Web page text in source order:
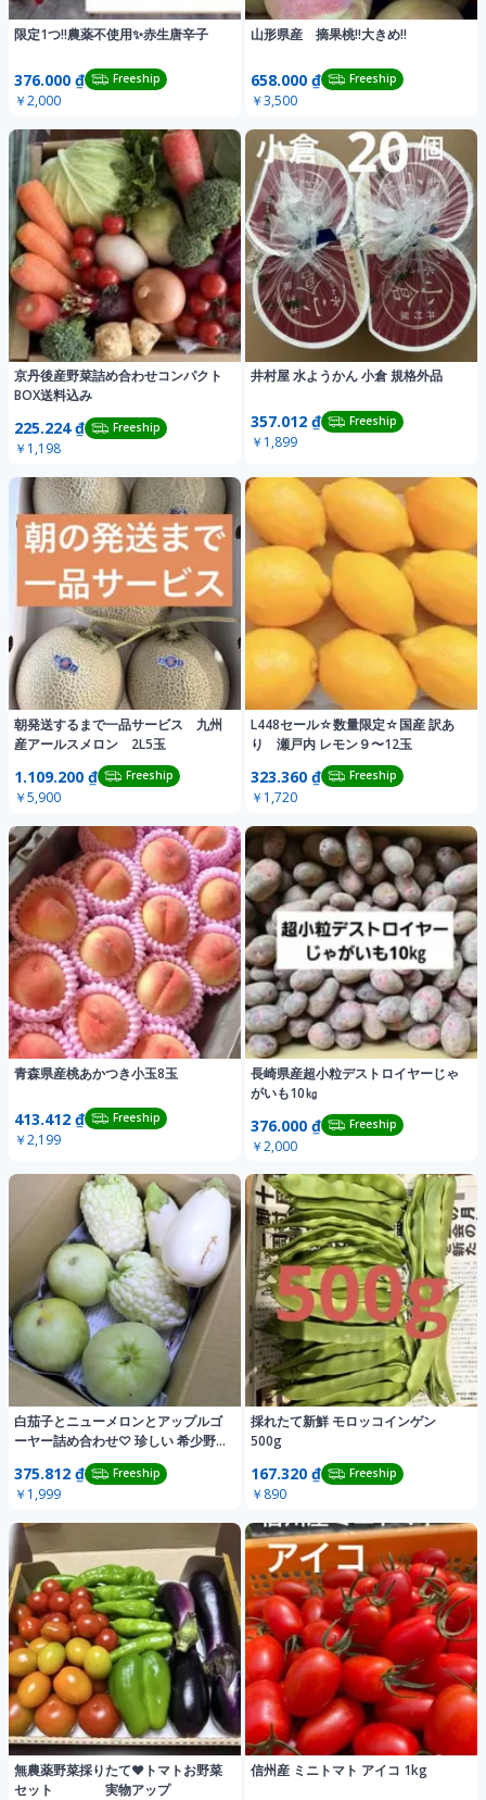
限定1つ‼️農薬不使用✨赤生唐辛子
376.000 ₫ Freeship
￥2,000
山形県産 摘果桃‼️大きめ‼️
658.000 ₫ Freeship
￥3,500
京丹後産野菜詰め合わせコンパクト
BOX送料込み
225.224 ₫ Freeship
￥1,198
井村屋 水ようかん 小倉 規格外品
357.012 ₫ Freeship
￥1,899
朝発送するまで一品サービス 九州
産アールスメロン 2L5玉
1.109.200 ₫ Freeship
￥5,900
L448セール☆数量限定☆国産 訳あ
り 瀬戸内 レモン９〜12玉
323.360 ₫ Freeship
￥1,720
青森県産桃あかつき小玉8玉
413.412 ₫ Freeship
￥2,199
長崎県産超小粒デストロイヤーじゃ
がいも10㎏
376.000 ₫ Freeship
￥2,000
白茄子とニューメロンとアップルゴ
ーヤー詰め合わせ♡ 珍しい 希少野
菜 新鮮やさい
375.812 ₫ Freeship
￥1,999
採れたて新鮮 モロッコインゲン
500g
167.320 ₫ Freeship
￥890
無農薬野菜採りたて❤︎トマトお野菜
セット 実物アップ
信州産 ミニトマト アイコ 1kg